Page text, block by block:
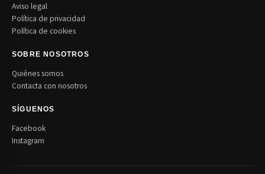
Aviso legal
Política de privacidad
Política de cookies
SOBRE NOSOTROS
Quiénes somos
Contacta con nosotros
SÍGUENOS
Facebook
Instagram